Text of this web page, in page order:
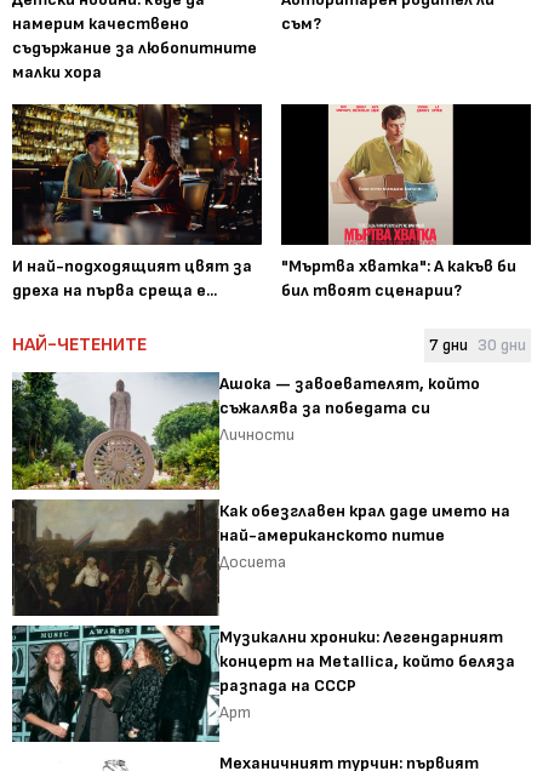
намерим качествено
съдържание за любопитните
малки хора
съм?
И най-подходящият цвят за
дреха на първа среща е...
"Мъртва хватка": А какъв би
бил твоят сценарии?
НАЙ-ЧЕТЕНИТЕ 7 дни 30 дни
Ашока — завоевателят, който
съжалява за победата си
Личности
Как обезглавен крал даде името на
най-американското питие
Досиета
Музикални хроники: Легендарният
концерт на Metallica, който беляза
разпада на СССР
Арт
Механичният турчин: първият